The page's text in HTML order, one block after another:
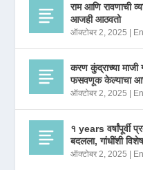
राम आणि रावणाची
आजही आठवतो
ऑक्टोबर 2, 2025 |
करण कुंद्राच्या माजी
फसवणूक केल्याचा
ऑक्टोबर 2, 2025 |
१ years वर्षांपूर्वी
बदलला, गांधींशी
ऑक्टोबर 2, 2025 |